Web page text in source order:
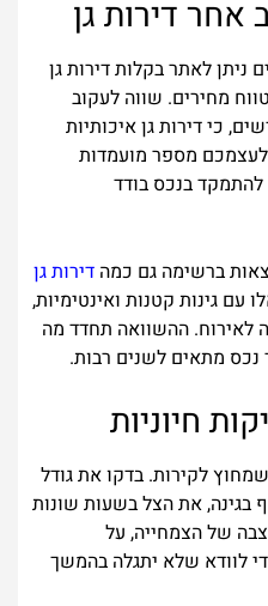
דירות גן
ניתן לאתר בקלות דירות גן
מחירים. שווה לעקוב
כי דירות גן איכותיות
לעצמכם מספר מועמדות
להתמקד בנכס בודד
ברשימה גם כמה דירות גן
עם גינות קטנות ואינטימיות,
ההשוואה תחדד מה
נכס מתאים לשנים רבות.
חיוניות
לקירות. בדקו את גודל
בגינה, את הצל בשעות שונות
של הצמחייה, על
לוודא שלא יתגלה בהמשך